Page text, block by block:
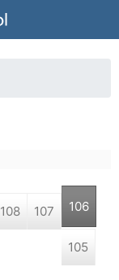
108 107 106
105